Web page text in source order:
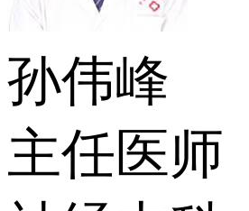
孙伟峰
主任医师